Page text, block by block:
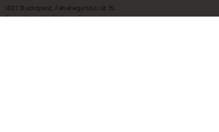
1037 Budapest, Fehéregyházi út 15.
Személyes átvételi pont